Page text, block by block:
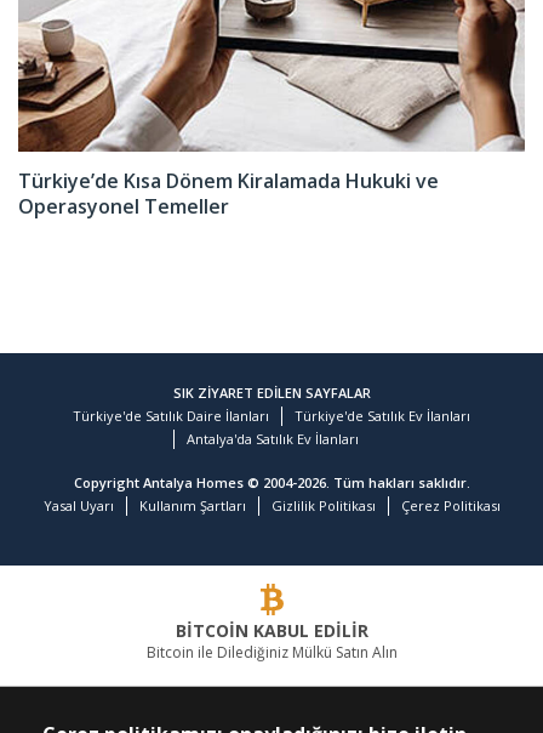
Türkiye’de Kısa Dönem Kiralamada Hukuki ve
Operasyonel Temeller
SIK ZİYARET EDİLEN SAYFALAR
Türkiye'de Satılık Daire İlanları
Türkiye'de Satılık Ev İlanları
Antalya'da Satılık Ev İlanları
Copyright Antalya Homes © 2004-2026. Tüm hakları saklıdır.
Yasal Uyarı
Kullanım Şartları Gizlilik Politikası Çerez Politikası
BİTCOİN KABUL EDİLİR
Bitcoin ile Dilediğiniz Mülkü Satın Alın